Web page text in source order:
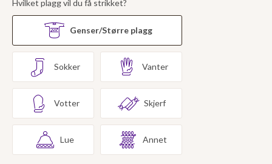
Hvilket plagg vil du få strikket?
Genser/Større plagg
Sokker Vanter
Votter Skjerf
Lue Annet